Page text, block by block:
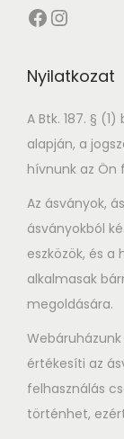
Facebook Instagram
Nyilatkozat
A Btk. 187. §
alapján, a
hívnunk az Ön
Az ásványok,
ásványokból
eszközök, és
alkalmasak
megoldására.
értékesíti az
felhasználás
történhet,